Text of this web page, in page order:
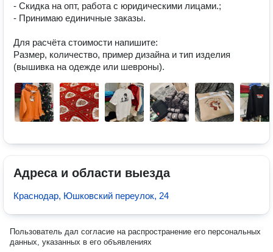
- Скидка на опт, работа с юридическими лицами.;
- Принимаю единичные заказы.
Для расчёта стоимости напишите:
Размер, количество, пример дизайна и тип изделия
Адреса и области выезда
Краснодар, Юшковский переулок, 24
Пользователь дал согласие на распространение его персональных
данных, указанных в его объявлениях